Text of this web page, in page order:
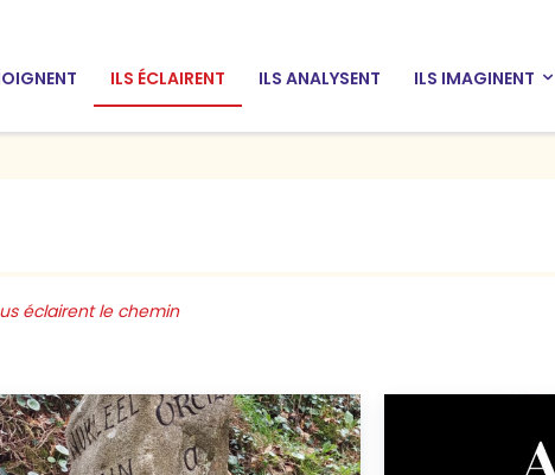
ILS ÉCLAIRENT ILS ANALYSENT ILS IMAGINENT
éclairent le chemin